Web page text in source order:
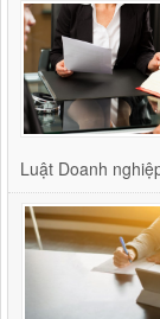
Luật Doanh